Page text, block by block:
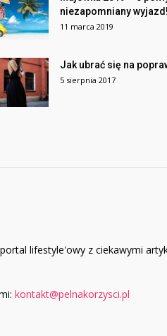
niezapomniany wyjazd!
11 marca 2019
Jak ubrać się na
5 sierpnia 2017
lifestyle'owy z ciekawymi
kontakt@pelnakorzysci.pl